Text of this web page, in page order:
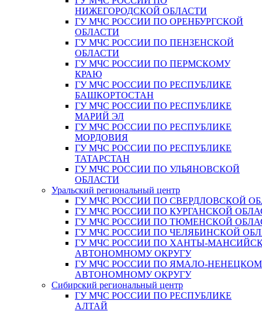
НИЖЕГОРОДСКОЙ ОБЛАСТИ
ГУ МЧС РОССИИ ПО ОРЕНБУРГСКОЙ
ОБЛАСТИ
ГУ МЧС РОССИИ ПО ПЕНЗЕНСКОЙ
ОБЛАСТИ
ГУ МЧС РОССИИ ПО ПЕРМСКОМУ
КРАЮ
ГУ МЧС РОССИИ ПО РЕСПУБЛИКЕ
БАШКОРТОСТАН
ГУ МЧС РОССИИ ПО РЕСПУБЛИКЕ
МАРИЙ ЭЛ
ГУ МЧС РОССИИ ПО РЕСПУБЛИКЕ
МОРДОВИЯ
ГУ МЧС РОССИИ ПО РЕСПУБЛИКЕ
ТАТАРСТАН
ГУ МЧС РОССИИ ПО УЛЬЯНОВСКОЙ
ОБЛАСТИ
Уральский региональный центр
ГУ МЧС РОССИИ ПО СВЕРДЛОВСКОЙ
ГУ МЧС РОССИИ ПО КУРГАНСКОЙ
ГУ МЧС РОССИИ ПО ТЮМЕНСКОЙ
ГУ МЧС РОССИИ ПО ЧЕЛЯБИНСКОЙ
ГУ МЧС РОССИИ ПО ХАНТЫ-
АВТОНОМНОМУ ОКРУГУ
ГУ МЧС РОССИИ ПО ЯМАЛО-
АВТОНОМНОМУ ОКРУГУ
Сибирский региональный центр
ГУ МЧС РОССИИ ПО РЕСПУБЛИКЕ
АЛТАЙ